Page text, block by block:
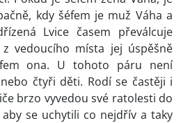
kdy šéfem je muž Váha a
Lvice časem převálcuje
vedoucího místa jej úspěšně
ona. U tohoto páru není
čtyři děti. Rodí se častěji i
brzo vyvedou své ratolesti do
se uchytili co nejdřív a taky